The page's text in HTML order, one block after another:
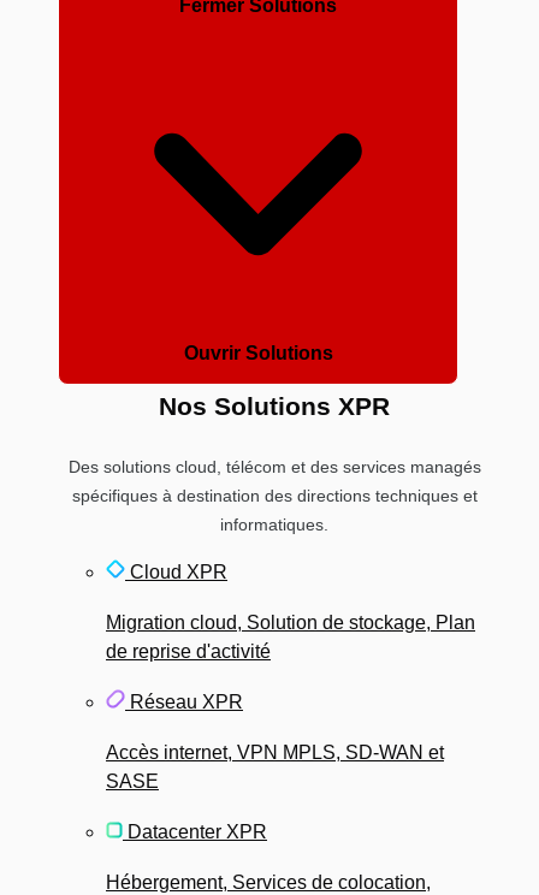
Fermer Solutions
Ouvrir Solutions
Nos Solutions XPR
Des solutions cloud, télécom et des services managés
spécifiques à destination des directions techniques et
informatiques.
Cloud XPR
Migration cloud, Solution de stockage, Plan
de reprise d'activité
Réseau XPR
Accès internet, VPN MPLS, SD-WAN et
SASE
Datacenter XPR
Hébergement, Services de colocation,